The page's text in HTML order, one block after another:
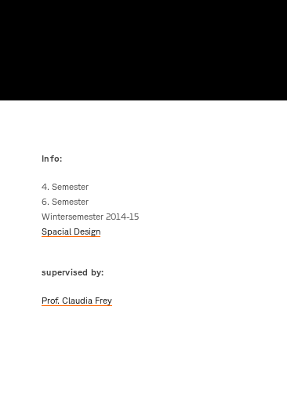
Info:
4. Semester
6. Semester
Wintersemester 2014-15
Spacial Design
supervised by:
Prof. Claudia Frey